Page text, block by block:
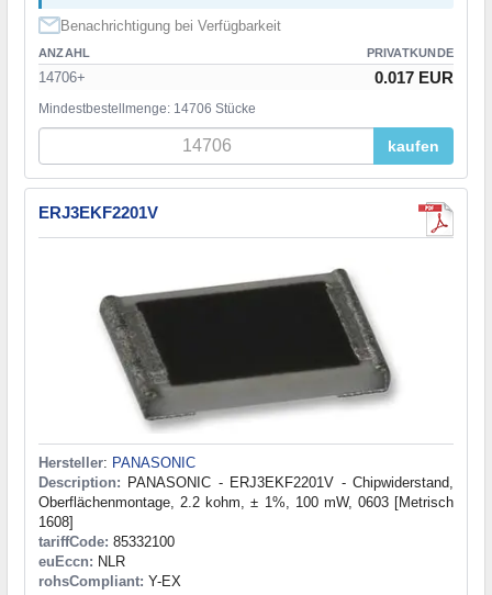
Benachrichtigung bei Verfügbarkeit
ANZAHL PRIVATKUNDE
14706+ 0.017 EUR
Mindestbestellmenge: 14706 Stücke
kaufen
ERJ3EKF2201V
Hersteller: PANASONIC
Description: PANASONIC - ERJ3EKF2201V - Chipwiderstand,
Oberflächenmontage, 2.2 kohm, ± 1%, 100 mW, 0603 [Metrisch
1608]
tariffCode: 85332100
euEccn: NLR
rohsCompliant: Y-EX